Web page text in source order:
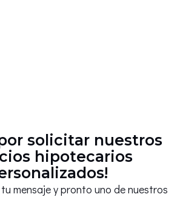
por solicitar nuestros
hipotecarios
mensaje y pronto uno de nuestros